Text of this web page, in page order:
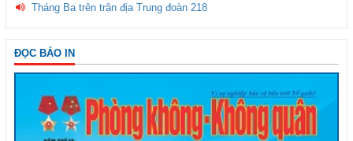
Tháng Ba trên trận địa Trung đoàn 218
ĐỌC BÁO IN